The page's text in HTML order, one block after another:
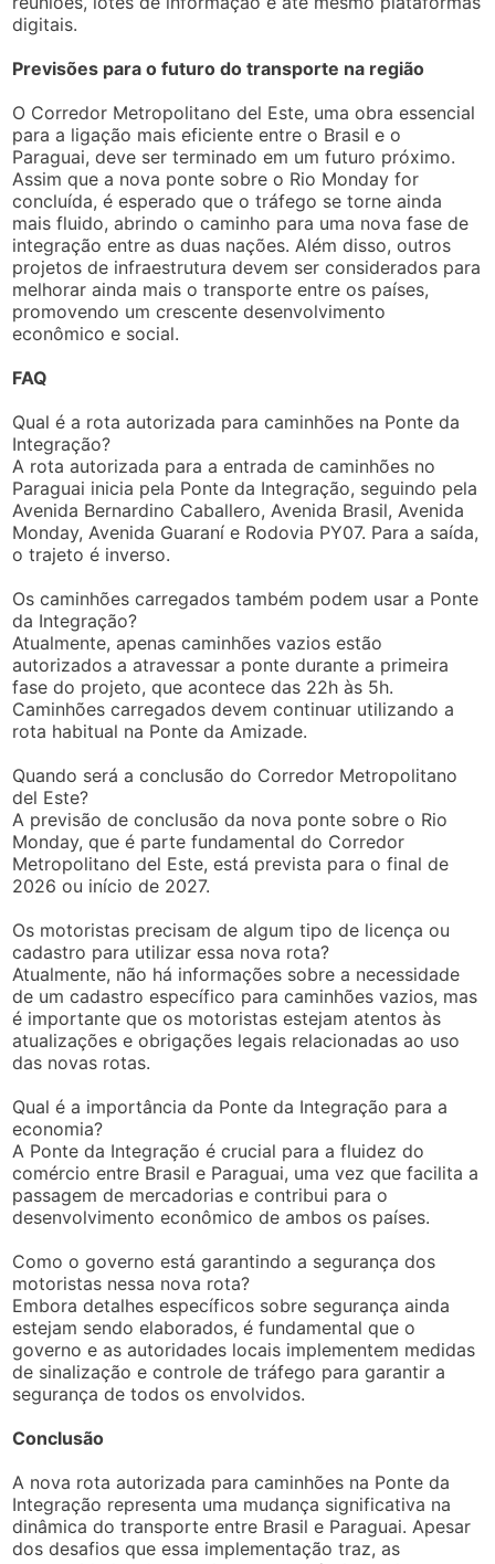
digitais.
Previsões para o futuro do transporte na região
O Corredor Metropolitano del Este, uma obra essencial
para a ligação mais eficiente entre o Brasil e o
Paraguai, deve ser terminado em um futuro próximo.
Assim que a nova ponte sobre o Rio Monday for
concluída, é esperado que o tráfego se torne ainda
mais fluido, abrindo o caminho para uma nova fase de
integração entre as duas nações. Além disso, outros
projetos de infraestrutura devem ser considerados para
melhorar ainda mais o transporte entre os países,
promovendo um crescente desenvolvimento
econômico e social.
FAQ
Qual é a rota autorizada para caminhões na Ponte da
Integração?
A rota autorizada para a entrada de caminhões no
Paraguai inicia pela Ponte da Integração, seguindo pela
Avenida Bernardino Caballero, Avenida Brasil, Avenida
Monday, Avenida Guaraní e Rodovia PY07. Para a saída,
o trajeto é inverso.
Os caminhões carregados também podem usar a Ponte
da Integração?
Atualmente, apenas caminhões vazios estão
autorizados a atravessar a ponte durante a primeira
fase do projeto, que acontece das 22h às 5h.
Caminhões carregados devem continuar utilizando a
rota habitual na Ponte da Amizade.
Quando será a conclusão do Corredor Metropolitano
del Este?
A previsão de conclusão da nova ponte sobre o Rio
Monday, que é parte fundamental do Corredor
Metropolitano del Este, está prevista para o final de
2026 ou início de 2027.
Os motoristas precisam de algum tipo de licença ou
cadastro para utilizar essa nova rota?
Atualmente, não há informações sobre a necessidade
de um cadastro específico para caminhões vazios, mas
é importante que os motoristas estejam atentos às
atualizações e obrigações legais relacionadas ao uso
das novas rotas.
Qual é a importância da Ponte da Integração para a
economia?
A Ponte da Integração é crucial para a fluidez do
comércio entre Brasil e Paraguai, uma vez que facilita a
passagem de mercadorias e contribui para o
desenvolvimento econômico de ambos os países.
Como o governo está garantindo a segurança dos
motoristas nessa nova rota?
Embora detalhes específicos sobre segurança ainda
estejam sendo elaborados, é fundamental que o
governo e as autoridades locais implementem medidas
de sinalização e controle de tráfego para garantir a
segurança de todos os envolvidos.
Conclusão
A nova rota autorizada para caminhões na Ponte da
Integração representa uma mudança significativa na
dinâmica do transporte entre Brasil e Paraguai. Apesar
dos desafios que essa implementação traz, as